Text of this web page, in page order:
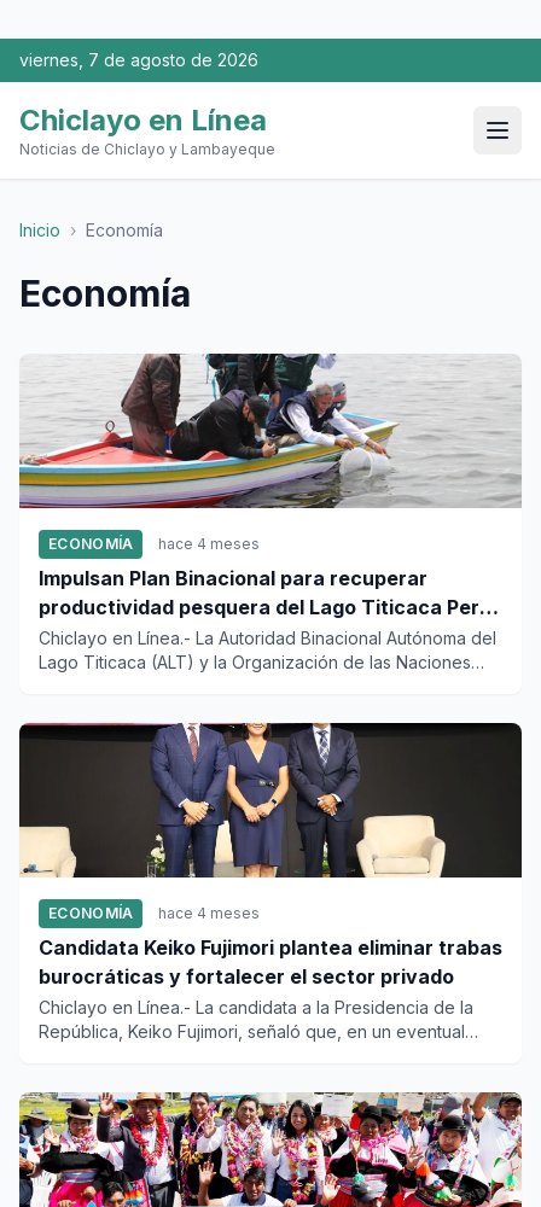
viernes, 7 de agosto de 2026
Chiclayo en Línea
Noticias de Chiclayo y Lambayeque
Inicio › Economía
Economía
ECONOMÍA hace 4 meses
Impulsan Plan Binacional para recuperar
productividad pesquera del Lago Titicaca Perú-
Bolivia
Chiclayo en Línea.- La Autoridad Binacional Autónoma del
Lago Titicaca (ALT) y la Organización de las Naciones
ECONOMÍA hace 4 meses
Candidata Keiko Fujimori plantea eliminar trabas
burocráticas y fortalecer el sector privado
Chiclayo en Línea.- La candidata a la Presidencia de la
República, Keiko Fujimori, señaló que, en un eventual